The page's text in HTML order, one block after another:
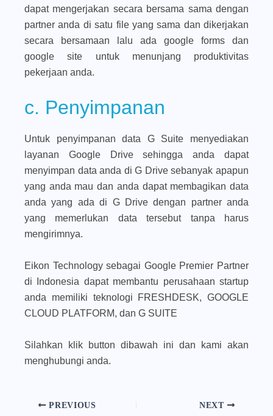
dapat mengerjakan secara bersama sama dengan
partner anda di satu file yang sama dan dikerjakan
secara bersamaan lalu ada google forms dan
google site untuk menunjang produktivitas
pekerjaan anda.
c. Penyimpanan
Untuk penyimpanan data G Suite menyediakan
layanan Google Drive sehingga anda dapat
menyimpan data anda di G Drive sebanyak apapun
yang anda mau dan anda dapat membagikan data
anda yang ada di G Drive dengan partner anda
yang memerlukan data tersebut tanpa harus
mengirimnya.
Eikon Technology sebagai Google Premier Partner
di Indonesia dapat membantu perusahaan startup
anda memiliki teknologi FRESHDESK, GOOGLE
CLOUD PLATFORM, dan G SUITE
Silahkan klik button dibawah ini dan kami akan
menghubungi anda.
PREVIOUS NEXT